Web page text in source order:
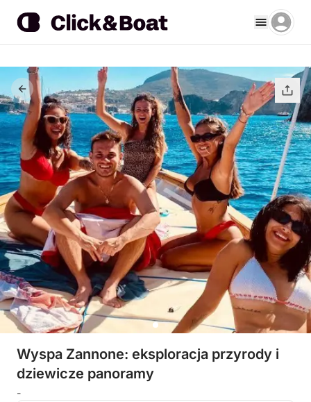
Wyspa Zannone: eksploracja przyrody i
dziewicze panoramy
-